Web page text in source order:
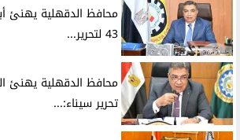
محافظ الدقهلية يهنئ
43 لتحرير...
محافظ الدقهلية يهنئ
تحرير سيناء:...